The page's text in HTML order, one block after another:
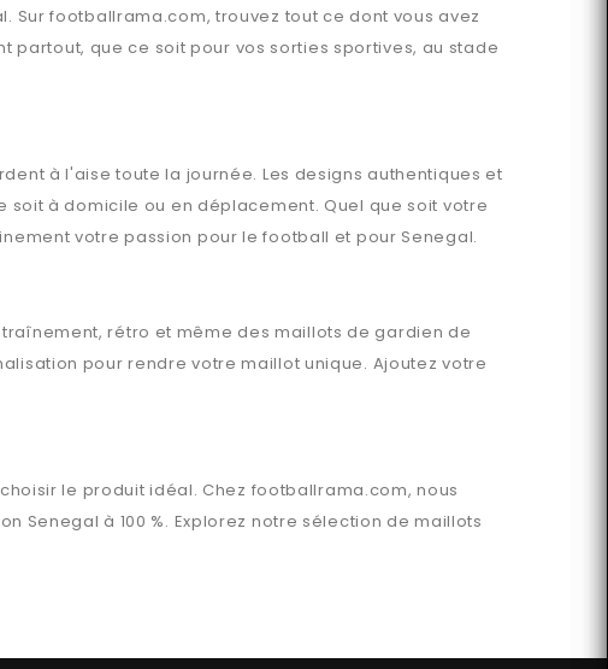
. Surfootballrama.com, trouvez tout ce dont vous avez
partout, que ce soit pour vos sorties sportives, au stade
à l'aise toute la journée. Les designs authentiques et
à domicile ou en déplacement. Quel que soit votre
votre passion pour le football et pour Senegal.
rétro et même des maillots de gardien de
pour rendre votre maillot unique. Ajoutez votre
le produit idéal. Chez footballrama.com, nous
Senegal à 100 %. Explorez notre sélection de maillots